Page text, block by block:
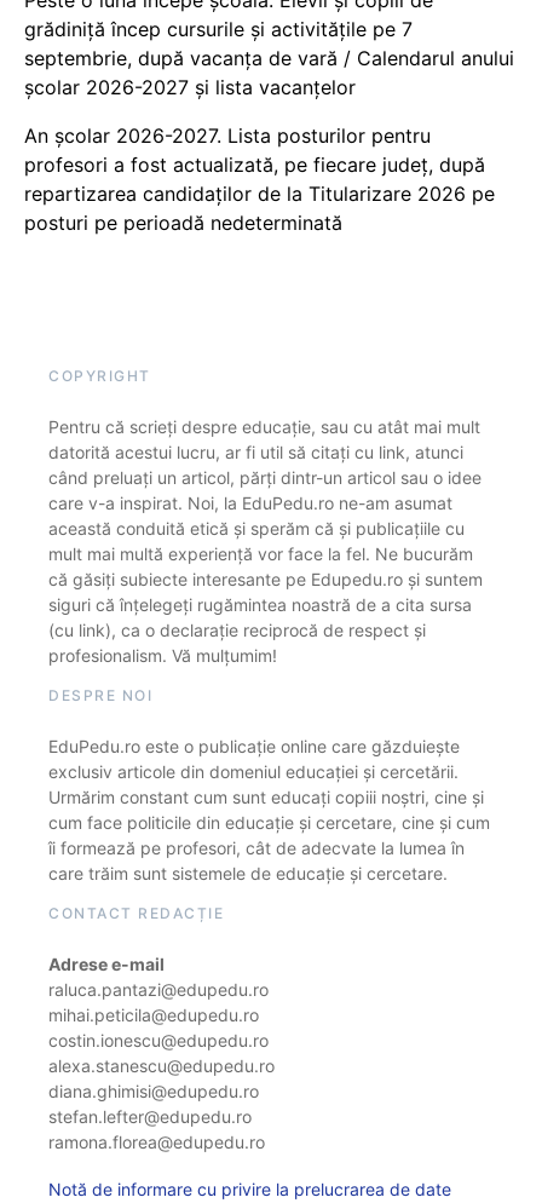
grădiniță încep cursurile și activitățile pe 7
septembrie, după vacanța de vară / Calendarul anului
școlar 2026-2027 și lista vacanțelor
An școlar 2026-2027. Lista posturilor pentru
profesori a fost actualizată, pe fiecare județ, după
repartizarea candidaților de la Titularizare 2026 pe
posturi pe perioadă nedeterminată
COPYRIGHT
Pentru că scrieți despre educație, sau cu atât mai mult
datorită acestui lucru, ar fi util să citați cu link, atunci
când preluați un articol, părți dintr-un articol sau o idee
care v-a inspirat. Noi, la EduPedu.ro ne-am asumat
această conduită etică și sperăm că și publicațiile cu
mult mai multă experiență vor face la fel. Ne bucurăm
că găsiți subiecte interesante pe Edupedu.ro și suntem
siguri că înțelegeți rugămintea noastră de a cita sursa
(cu link), ca o declarație reciprocă de respect și
profesionalism. Vă mulțumim!
DESPRE NOI
EduPedu.ro este o publicație online care găzduiește
exclusiv articole din domeniul educației și cercetării.
Urmărim constant cum sunt educați copiii noștri, cine și
cum face politicile din educație și cercetare, cine și cum
îi formează pe profesori, cât de adecvate la lumea în
care trăim sunt sistemele de educație și cercetare.
CONTACT REDACȚIE
Adrese e-mail
raluca.pantazi@edupedu.ro
mihai.peticila@edupedu.ro
costin.ionescu@edupedu.ro
alexa.stanescu@edupedu.ro
diana.ghimisi@edupedu.ro
stefan.lefter@edupedu.ro
ramona.florea@edupedu.ro
Notă de informare cu privire la prelucrarea de date